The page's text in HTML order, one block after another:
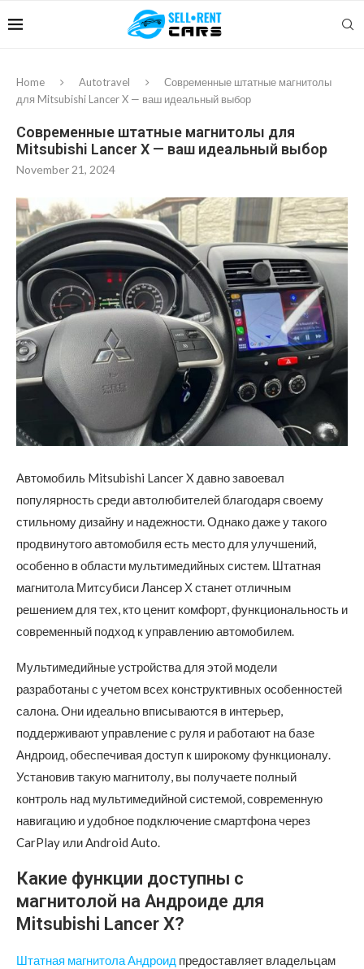
Home Autotravel
Современные штатные магнитолы
для Mitsubishi Lancer X — ваш идеальный выбор
Современные штатные магнитолы для
Mitsubishi Lancer X — ваш идеальный выбор
November 21, 2024
Автомобиль Mitsubishi Lancer X давно завоевал
популярность среди автолюбителей благодаря своему
стильному дизайну и надежности.Однако даже у такого
продвинутого автомобиля есть место для улучшений,
особенно в области мультимедийных систем. Штатная
магнитола Митсубиси Лансер Х станет отличным
решением для тех, кто ценит комфорт, функциональность и
современный подход к управлению автомобилем.
Мультимедийные устройства для этой модели
разработаны с учетом всех конструктивных особенностей
салона. Они идеально вписываются в интерьер,
поддерживают управление с руля и работают на базе
Андроид, обеспечивая доступ к широкому функционалу.
Установив такую магнитолу, вы получаете полный
контроль над мультимедийной системой, современную
навигацию и удобное подключение смартфона через
CarPlay или Android Auto.
Какие функции доступны с
магнитолой на Андроиде для
Mitsubishi Lancer X?
Штатная магнитола Андроид предоставляет владельцам